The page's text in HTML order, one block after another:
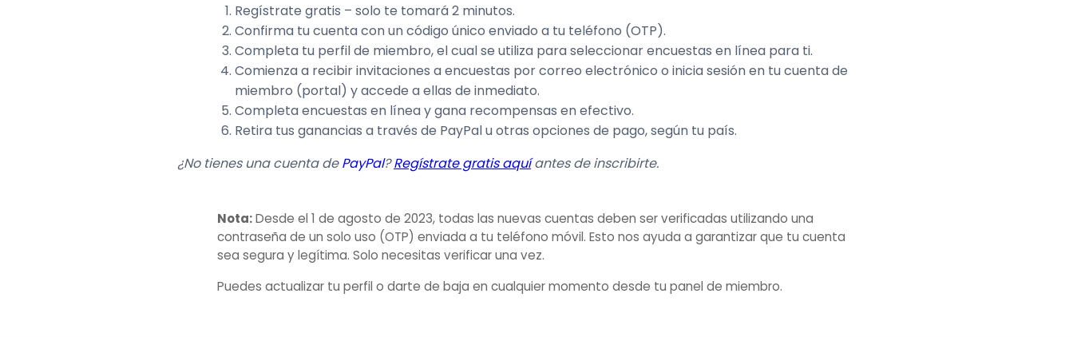
Regístrate gratis – solo te tomará 2 minutos.
Confirma tu cuenta con un código único enviado a tu teléfono (OTP).
Completa tu perfil de miembro, el cual se utiliza para seleccionar encuestas en línea para ti.
Comienza a recibir invitaciones a encuestas por correo electrónico o inicia sesión en tu cuenta de
miembro (portal) y accede a ellas de inmediato.
Completa encuestas en línea y gana recompensas en efectivo.
Retira tus ganancias a través de PayPal u otras opciones de pago, según tu país.
¿No tienes una cuenta dePayPal?Regístrate gratis aquíantes de inscribirte.
Nota:Desde el 1 de agosto de 2023, todas las nuevas cuentas deben ser verificadas utilizando una
contraseña de un solo uso (OTP) enviada a tu teléfono móvil. Esto nos ayuda a garantizar que tu cuenta
sea segura y legítima. Solo necesitas verificar una vez.
Puedes actualizar tu perfil o darte de baja en cualquier momento desde tu panel de miembro.